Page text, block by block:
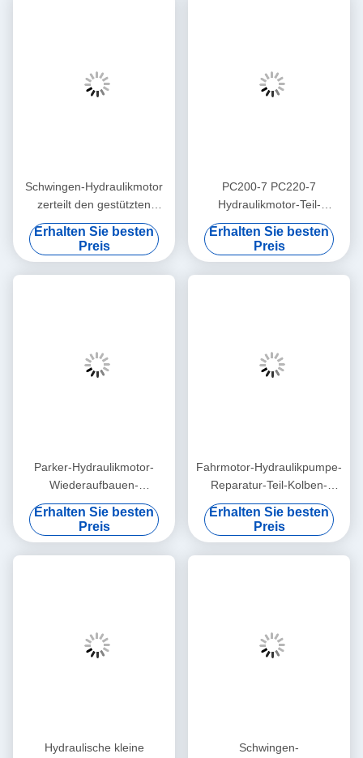
Schwingen-Hydraulikmotor
zerteilt den gestützten
Dichtungs-Ausrüstungs-
Taumelscheibe-Zylinderblock
Erhalten Sie besten
Preis
PC200-7 PC220-7
Hydraulikmotor-Teil-
Schwingen-Motor, der
Soem-Verpackung repariert
Erhalten Sie besten
Preis
Parker-Hydraulikmotor-
Wiederaufbauen-
Ausrüstungs-Ball-Führer-
Ventil-Platte enthaltene CER-
ISO
Erhalten Sie besten
Preis
Fahrmotor-Hydraulikpumpe-
Reparatur-Teil-Kolben-
Zylinderblock-Ventil
eingeschlossen
Erhalten Sie besten
Preis
Hydraulische kleine
Schwingen-